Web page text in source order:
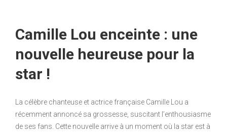
Camille Lou enceinte : une
nouvelle heureuse pour la
star !
La célèbre chanteuse et actrice française Camille Lou a
récemment annoncé sa grossesse, suscitant l’enthousiasme
de ses fans. Cette nouvelle arrive à un moment où la star est à